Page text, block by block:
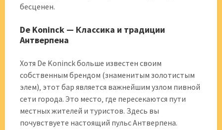
бесценен.
De Koninck — Классика и традиции
Антверпена
Хотя De Koninck больше известен своим
собственным брендом (знаменитым золотистым
элем)‚ этот бар является важнейшим узлом пивной
сети города. Это место‚ где пересекаются пути
местных жителей и туристов. Здесь вы
почувствуете настоящий пульс Антверпена.